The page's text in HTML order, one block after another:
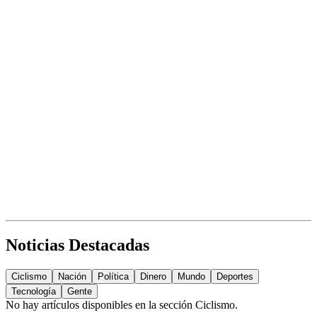
Noticias Destacadas
Ciclismo Nación Política Dinero Mundo
Deportes
Tecnología
Gente
No hay artículos disponibles en la sección Ciclismo.